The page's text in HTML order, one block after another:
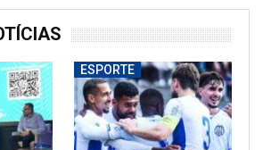
ESPORTE